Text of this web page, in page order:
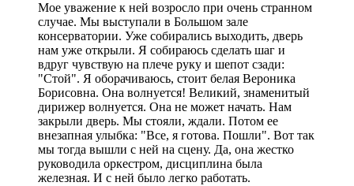
Мое уважение к ней возросло при очень странном
случае. Мы выступали в Большом зале
консерватории. Уже собирались выходить, дверь
нам уже открыли. Я собираюсь сделать шаг и
вдруг чувствую на плече руку и шепот сзади:
"Стой". Я оборачиваюсь, стоит белая Вероника
Борисовна. Она волнуется! Великий, знаменитый
дирижер волнуется. Она не может начать. Нам
закрыли дверь. Мы стояли, ждали. Потом ее
внезапная улыбка: "Все, я готова. Пошли". Вот так
мы тогда вышли с ней на сцену. Да, она жестко
руководила оркестром, дисциплина была
железная. И с ней было легко работать.